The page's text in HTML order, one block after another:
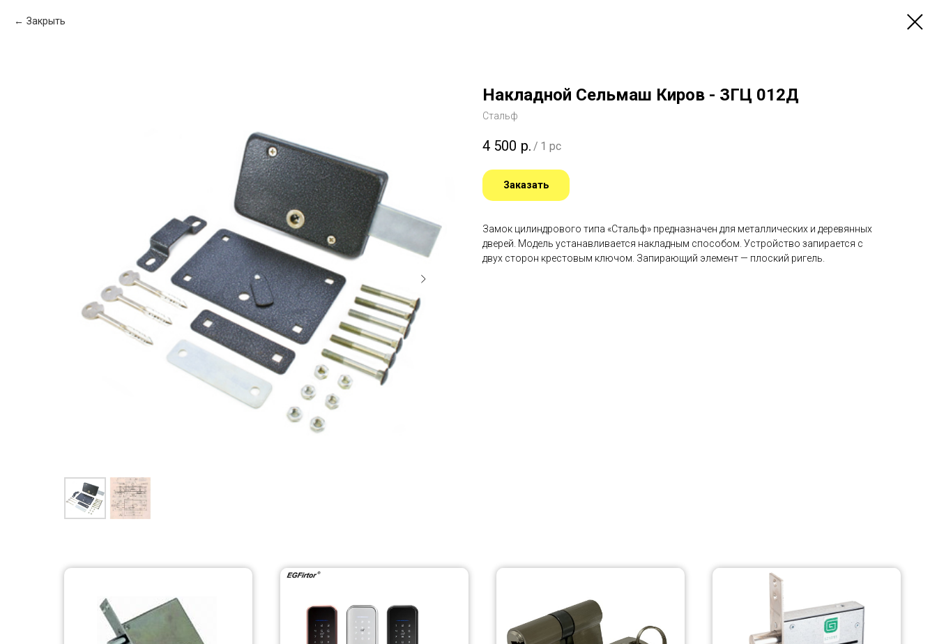
Закрыть
Накладной Сельмаш Киров - ЗГЦ 012Д
Стальф
4 500 р. / 1 pc
Заказать
Замок цилиндрового типа «Стальф» предназначен для металлических и деревянных
дверей. Модель устанавливается накладным способом. Устройство запирается с
двух сторон крестовым ключом. Запирающий элемент — плоский ригель.